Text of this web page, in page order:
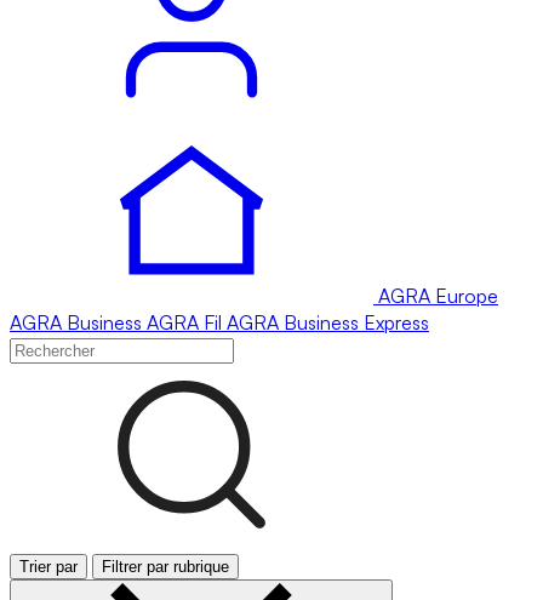
AGRA Europe
AGRA Business AGRA Fil AGRA Business Express
Trier par Filtrer par rubrique